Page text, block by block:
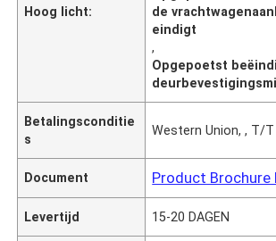
Hoog licht:
de
eindigt
,
Opgepoetst
Betalingsconditie
s
Western Union, , T/T
Document Product Brochure
Levertijd 15-20 DAGEN